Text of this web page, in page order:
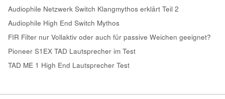
Audiophile Netzwerk Switch Klangmythos erklärt Teil 2
Audiophile High End Switch Mythos
FIR Filter nur Vollaktiv oder auch für passive Weichen geeignet?
Pioneer S1EX TAD Lautsprecher im Test
TAD ME 1 High End Lautsprecher Test